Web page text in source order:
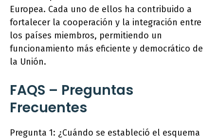
Europea. Cada uno de ellos ha contribuido a
fortalecer la cooperación y la integración entre
los países miembros, permitiendo un
funcionamiento más eficiente y democrático de
la Unión.
FAQS – Preguntas
Frecuentes
Pregunta 1: ¿Cuándo se estableció el esquema